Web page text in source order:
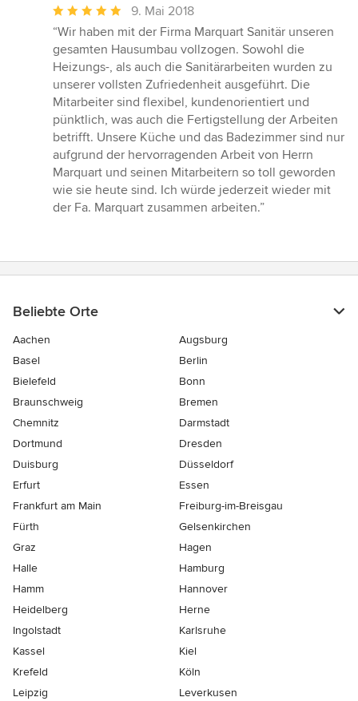
Durchschnittliche
Bewertung:
5
von
5
Sternen
9. Mai 2018
“Wir haben mit der Firma Marquart Sanitär unseren
gesamten Hausumbau vollzogen. Sowohl die
Heizungs-, als auch die Sanitärarbeiten wurden zu
unserer vollsten Zufriedenheit ausgeführt. Die
Mitarbeiter sind flexibel, kundenorientiert und
pünktlich, was auch die Fertigstellung der Arbeiten
betrifft. Unsere Küche und das Badezimmer sind nur
aufgrund der hervorragenden Arbeit von Herrn
Marquart und seinen Mitarbeitern so toll geworden
wie sie heute sind. Ich würde jederzeit wieder mit
der Fa. Marquart zusammen arbeiten.”
Beliebte Orte
Aachen
Augsburg
Basel
Berlin
Bielefeld
Bonn
Braunschweig
Bremen
Chemnitz
Darmstadt
Dortmund
Dresden
Duisburg
Düsseldorf
Erfurt
Essen
Frankfurt am Main
Freiburg-im-Breisgau
Fürth
Gelsenkirchen
Graz
Hagen
Halle
Hamburg
Hamm
Hannover
Heidelberg
Herne
Ingolstadt
Karlsruhe
Kassel
Kiel
Krefeld
Köln
Leipzig
Leverkusen